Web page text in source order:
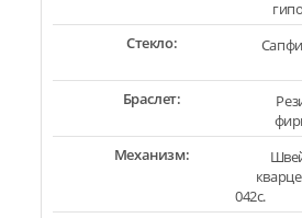
Стекло:
Браслет:
Механизм:
042c.